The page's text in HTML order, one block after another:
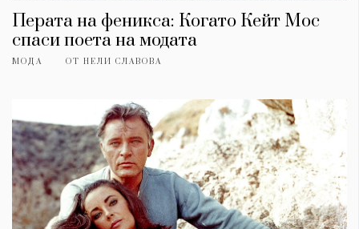
Перата на феникса: Когато Кейт Мос
спаси поета на модата
МОДА ОТ НЕЛИ СЛАВОВА